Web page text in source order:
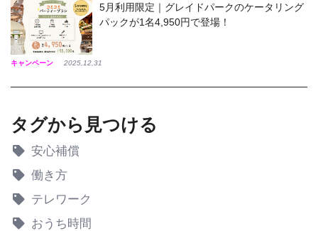
キャンペーン 2025,12,31
5月利用限定｜グレイドパークのケータリング
パックが1名4,950円で登場！
タグから見つける
安心補償
働き方
テレワーク
おうち時間